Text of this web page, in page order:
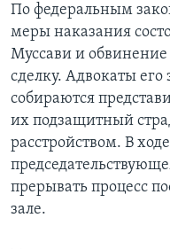
По федеральным
меры наказания
Муссави и
сделку. Адвокаты
собираются
их подзащитный
расстройством. В
прерывать процесс
зале.